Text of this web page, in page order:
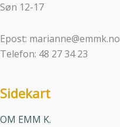
Søn 12-17
Epost: marianne@emmk.no
Telefon: 48 27 34 23
Sidekart
OM EMM K.